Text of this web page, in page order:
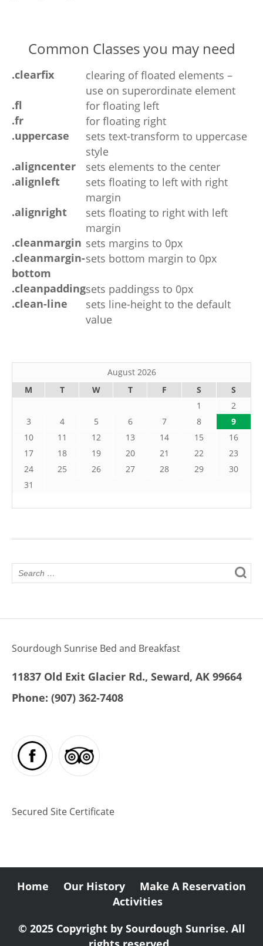
Common Classes you may need
.clearfix
clearing of floated elements –
use on superordinate element
.fl for floating left
.fr for floating right
.uppercase
sets text-transform to uppercase
style
.aligncenter sets elements to the center
.alignleft
sets floating to left with right
margin
.alignright
sets floating to right with left
margin
.cleanmargin sets margins to 0px
.cleanmargin-
bottom
sets bottom margin to 0px
.cleanpaddingsets paddingss to 0px
.clean-line
sets line-height to the default
value
August 2026
M
T W T F S
S
1
2
3
4 5 6 7 8
9
10
11 12 13 14 15
16
17
18 19 20 21 22
23
24
25 26 27 28 29
30
31
Sourdough Sunrise Bed and Breakfast
11837 Old Exit Glacier Rd., Seward, AK 99664
Phone: (907) 362-7408
Secured Site Certificate
Home Our History
Make A Reservation
Activities
© 2025 Copyright by Sourdough Sunrise. All